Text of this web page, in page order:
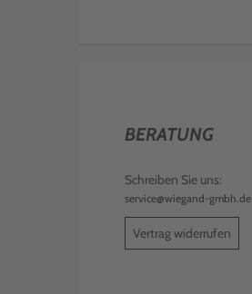
BERATUNG
Schreiben Sie uns:
service@wiegand-gmbh.de
Vertrag widerrufen